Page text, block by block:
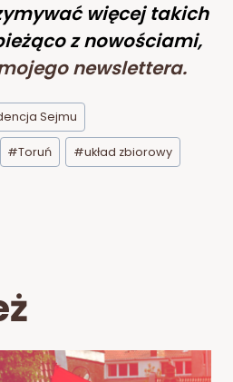
więcej takich
z nowościami,
newslettera.
Sejmu
#Toruń #układ zbiorowy